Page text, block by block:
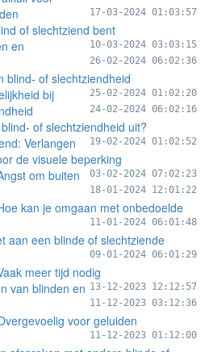
17-03-2024 01:03:57
of slechtziend bent
10-03-2024 03:03:15
en
26-02-2024 06:02:36
blind- of slechtziendheid
25-02-2024 01:02:20
bij
24-02-2024 06:02:16
of slechtziendheid uit?
19-02-2024 01:02:52
Verlangen
de visuele beperking
03-02-2024 07:02:23
om buiten
18-01-2024 12:01:22
kan je omgaan met onbedoelde
11-01-2024 06:01:48
aan een blinde of slechtziende
09-01-2024 06:01:29
meer tijd nodig
13-12-2023 12:12:57
van blinden en
11-12-2023 03:12:36
voor geluiden
11-12-2023 01:12:00